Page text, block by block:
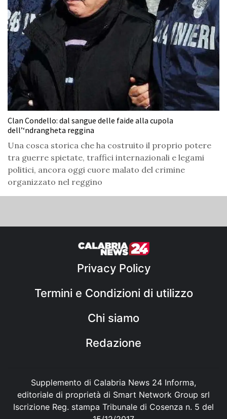
Clan Condello: dal sangue delle faide alla cupola
dell’‘ndrangheta reggina
Una cosca storica che ha costruito il proprio potere
tra guerre spietate, traffici internazionali e legami
politici, ancora oggi cuore malato del crimine
organizzato nel reggino
Privacy Policy
Termini e Condizioni di utilizzo
Chi siamo
Redazione
Supplemento di Calabria News 24 Informa,
editoriale di proprietà di Smart Network Group srl
Iscrizione Reg. stampa Tribunale di Cosenza n. 5 del